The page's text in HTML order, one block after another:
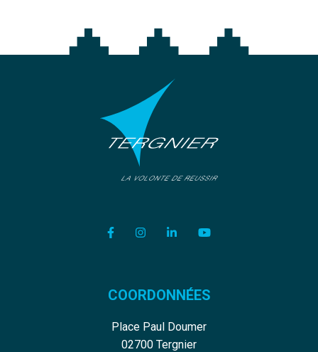
Lien vers le compte Facebook
Lien vers le compte Instagram
Lien vers le compte
Lien vers la chaîne
COORDONNÉES
Place Paul Doumer
02700 Tergnier